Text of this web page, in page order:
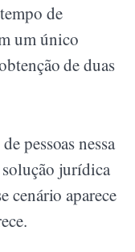
de
um único
de duas
pessoas nessa
solução jurídica
cenário aparece